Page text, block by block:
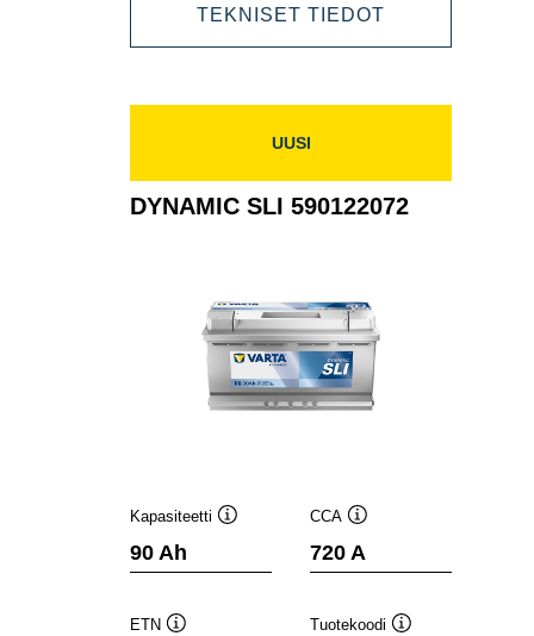
595402080
TEKNISET TIEDOT
SLI
UUSI
DYNAMIC SLI 590122072
Kapasiteetti
90 Ah
CCA
720 A
ETN
Tuotekoodi